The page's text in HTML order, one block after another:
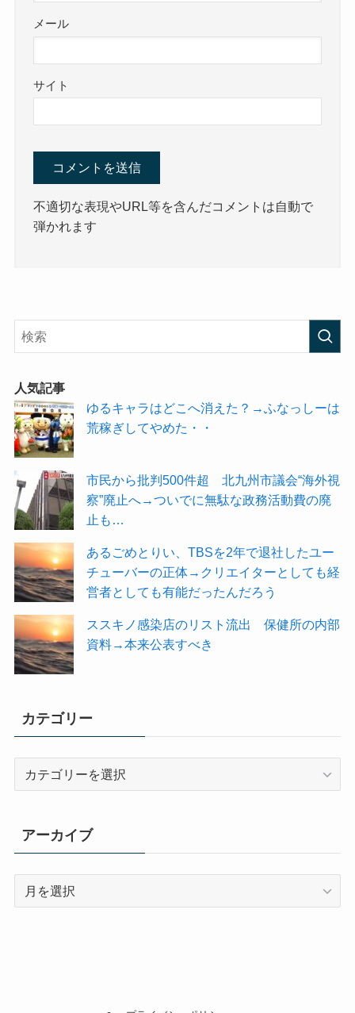
メール
サイト
不適切な表現やURL等を含んだコメントは自動で
弾かれます
人気記事
ゆるキャラはどこへ消えた？→ふなっしーは
荒稼ぎしてやめた・・
市民から批判500件超 北九州市議会“海外視
察”廃止へ→ついでに無駄な政務活動費の廃
止も…
あるごめとりい、TBSを2年で退社したユー
チューバーの正体→クリエイターとしても経
営者としても有能だったんだろう
ススキノ感染店のリスト流出 保健所の内部
資料→本来公表すべき
カテゴリー
ー
アーカイブ